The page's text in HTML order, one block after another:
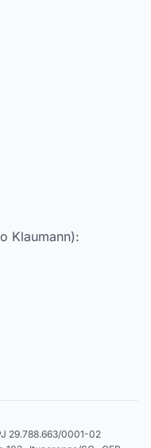
Klaumann):
29.788.663/0001-02